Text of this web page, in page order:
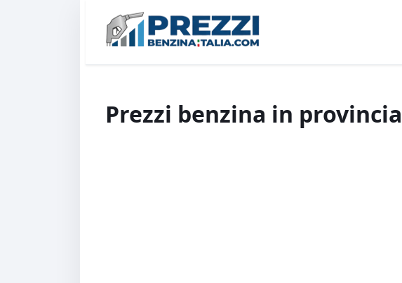
Prezzi benzina in